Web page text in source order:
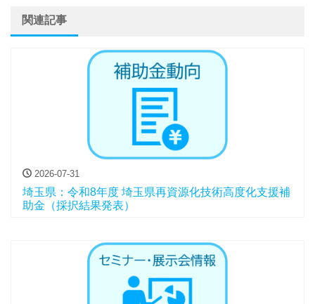
関連記事
2026-07-31
埼玉県：令和8年度 埼玉県再資源化技術高度化支援補
助金（採択結果発表）